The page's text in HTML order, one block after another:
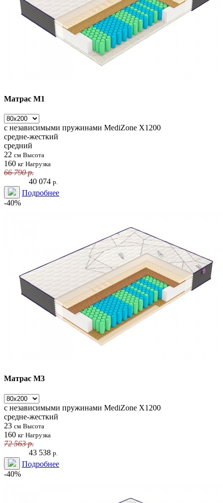
Матрас М1
с независимыми пружинами MediZone X1200
средне-жесткий
средний
22 см Высота
160 кг Нагрузка
66 790р.
40 074 р.
Подробнее
-40%
Матрас М3
с независимыми пружинами MediZone X1200
средне-жесткий
23 см Высота
160 кг Нагрузка
72 563р.
43 538 р.
Подробнее
-40%